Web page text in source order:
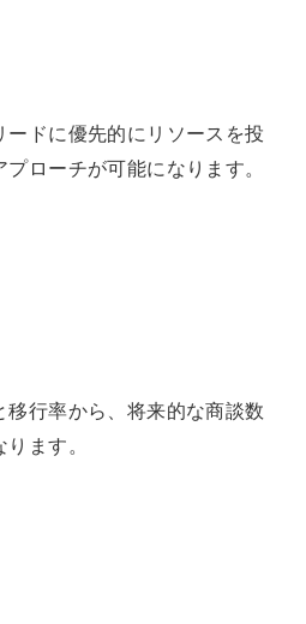
ドに優先的にリソースを投
ローチが可能になります。
行率から、将来的な商談数
ます。